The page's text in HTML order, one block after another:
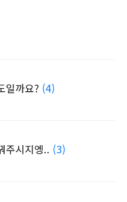
일까요? (4)
주시지엥.. (3)